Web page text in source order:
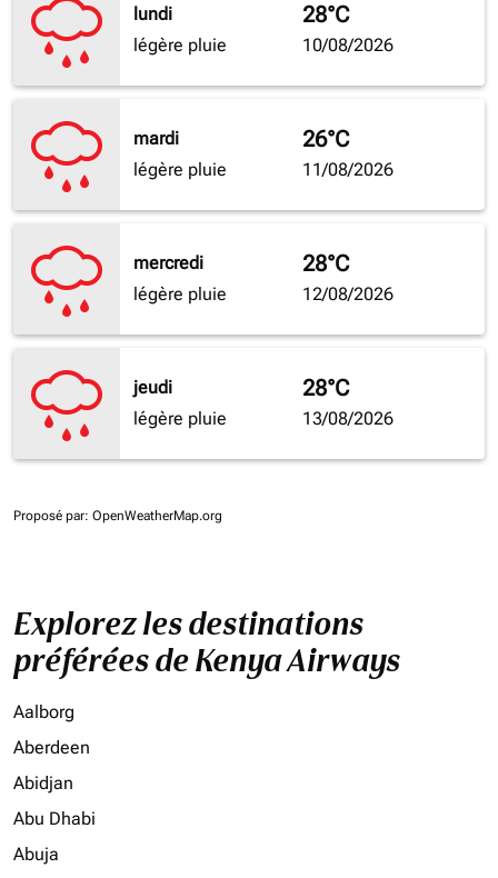
lundi
légère pluie
28°C
10/08/2026
mardi
légère pluie
26°C
11/08/2026
mercredi
légère pluie
28°C
12/08/2026
jeudi
légère pluie
28°C
13/08/2026
Proposé par: OpenWeatherMap.org
Explorez les destinations
préférées de Kenya Airways
Aalborg
Aberdeen
Abidjan
Abu Dhabi
Abuja